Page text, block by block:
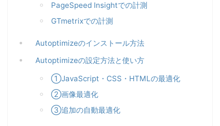
PageSpeed Insightでの計測
GTmetrixでの計測
Autoptimizeのインストール方法
Autoptimizeの設定方法と使い方
①JavaScript・CSS・HTMLの最適化
②画像最適化
③追加の自動最適化